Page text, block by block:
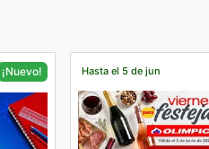
¡Nuevo! Hasta el 5 de jun